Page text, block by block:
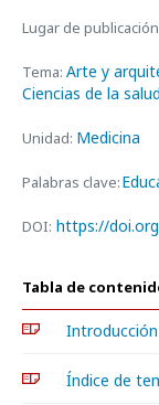
Lugar de
Tema: Arte y
Ciencias de la salud
Unidad: Medicina
Palabras clave:
DOI: https://
Tabla de
Introducción
Índice de